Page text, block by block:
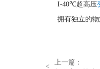
I-40℃超高压
拥有独立的
<
上一篇：